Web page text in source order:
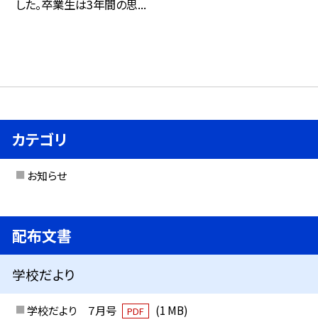
した。卒業生は3年間の思...
カテゴリ
お知らせ
配布文書
学校だより
学校だより ７月号 PDF
(1 MB)